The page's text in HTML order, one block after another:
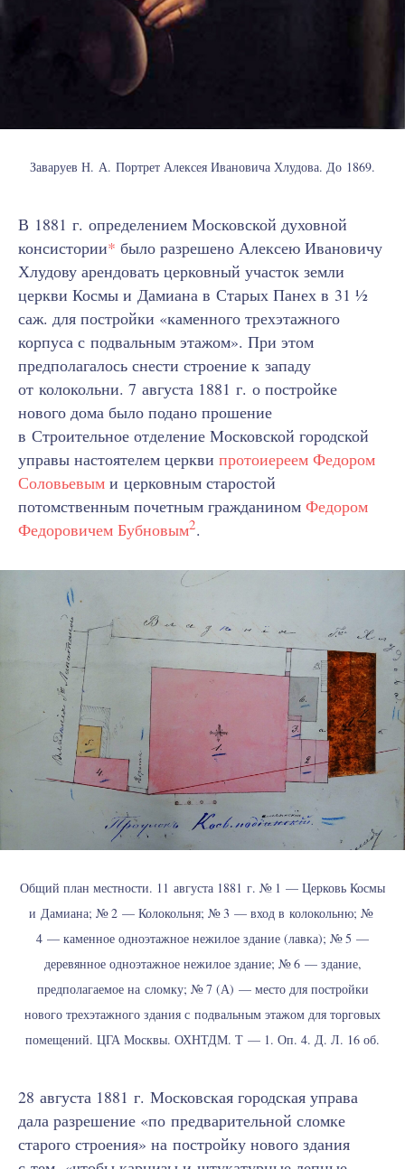
Заваруев Н. А. Портрет Алексея Ивановича Хлудова. До 1869.
В 1881 г. определением Московской духовной
консистории* было разрешено Алексею Ивановичу
Хлудову арендовать церковный участок земли
церкви Космы и Дамиана в Старых Панех в 31 ½
саж. для постройки «каменного трехэтажного
корпуса с подвальным этажом». При этом
предполагалось снести строение к западу
от колокольни. 7 августа 1881 г. о постройке
нового дома было подано прошение
в Строительное отделение Московской городской
управы настоятелем церкви протоиереем Федором
Соловьевым и церковным старостой
потомственным почетным гражданином Федором
Федоровичем Бубновым2.
Общий план местности. 11 августа 1881 г. № 1 — Церковь Космы
и Дамиана; № 2 — Колокольня; № 3 — вход в колокольню; №
4 — каменное одноэтажное нежилое здание (лавка); № 5 —
деревянное одноэтажное нежилое здание; № 6 — здание,
предполагаемое на сломку; № 7 (А) — место для постройки
нового трехэтажного здания с подвальным этажом для торговых
помещений. ЦГА Москвы. ОХНТДМ. Т — 1. Оп. 4. Д. Л. 16 об.
28 августа 1881 г. Московская городская управа
дала разрешение «по предварительной сломке
старого строения» на постройку нового здания